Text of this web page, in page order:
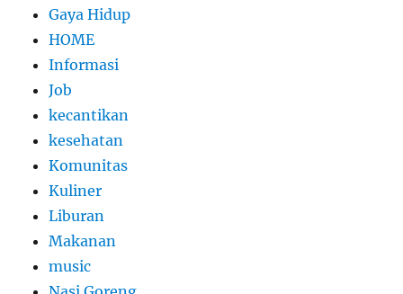
Gaya Hidup
HOME
Informasi
Job
kecantikan
kesehatan
Komunitas
Kuliner
Liburan
Makanan
music